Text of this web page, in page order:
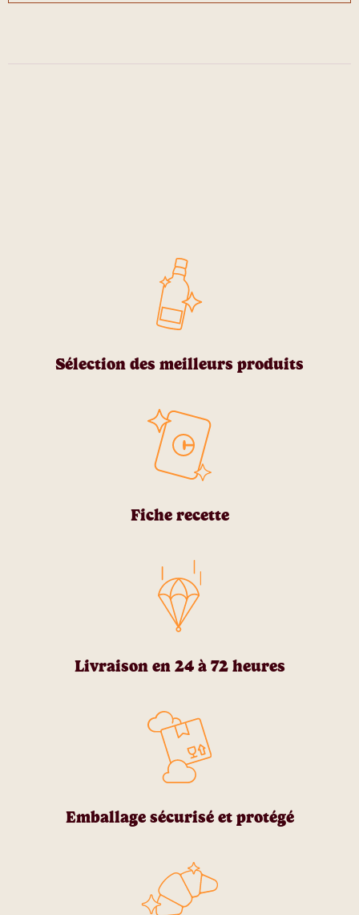
Sélection des meilleurs produits
Fiche recette
Livraison en 24 à 72 heures
Emballage sécurisé et protégé